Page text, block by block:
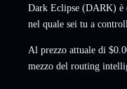
Dark Eclipse (DARK) è
nel quale sei tu a
Al prezzo attuale di
mezzo del routing